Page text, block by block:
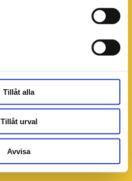
Tillåt alla
Tillåt urval
Avvisa